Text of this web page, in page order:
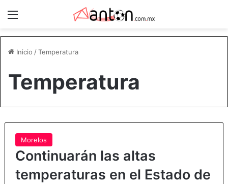
Inicio /Temperatura
Temperatura
Morelos
Continuarán las altas
temperaturas en el Estado de